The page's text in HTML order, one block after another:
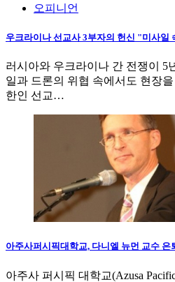
오피니언
우크라이나 선교사 3부자의 헌신 "미사일
러시아와 우크라이나 간 전쟁이 5
일과 드론의 위협 속에서도 현장
한인 선교…
아주사퍼시픽대학교, 다니엘 뉴먼 교수 은
아주사 퍼시픽 대학교(Azusa